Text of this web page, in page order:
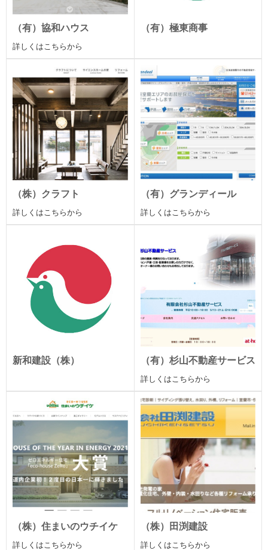
（有）協和ハウス
詳しくはこちらから
（有）極東商事
（株）クラフト
詳しくはこちらから
（有）グランディール
詳しくはこちらから
新和建設（株） （有）杉山不動産サービス
詳しくはこちらから
（株）住まいのウチイケ
詳しくはこちらから
（株）田渕建設
詳しくはこちらから